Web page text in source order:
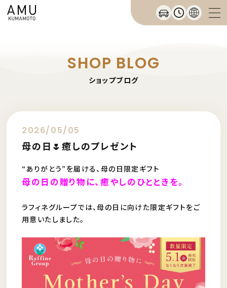
SHOP BLOG
ショップブログ
2026/05/05
母の日🌷癒しのプレゼント
“ありがとう”を届ける、母の日限定ギフト
母の日の贈り物に、癒やしのひとときを。
ラフィネグループでは、母の日に向けた限定ギフトをご
用意いたしました。